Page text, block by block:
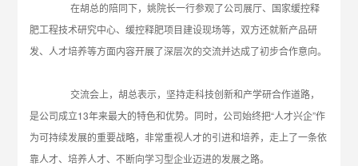
在胡总的陪同下，姚院长一行参观了公司展厅、国家缓控释
肥工程技术研究中心、缓控释肥项目建设现场等，双方还就新产品研
发、人才培养等方面内容开展了深层次的交流并达成了初步合作意向。
交流会上，胡总表示，坚持走科技创新和产学研合作道路，
是公司成立13年来最大的特色和优势。同时，公司始终把“人才兴企”作
为可持续发展的重要战略，非常重视人才的引进和培养，走上了一条依
靠人才、培养人才、不断向学习型企业迈进的发展之路。